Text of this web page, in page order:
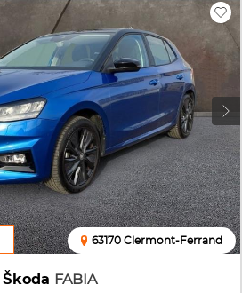
Škoda FABIA
63170 Clermont-Ferrand